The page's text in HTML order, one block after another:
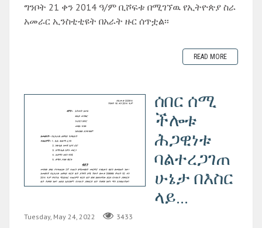
ግንቦት 21 ቀን 2014 ዓ/ም ቢሾፍቱ በሚገኘዉ የኢትዮጵያ ስራ
አመራር ኢንስቲቲዩት በአራት ዙር ሰጥቷል፡፡
READ MORE
ሰበር ሰሚ
ችሎቱ
ሕጋዊነቱ
ባልተረጋገጠ
ሁኔታ በእስር
ላይ...
Tuesday, May 24, 2022 3433